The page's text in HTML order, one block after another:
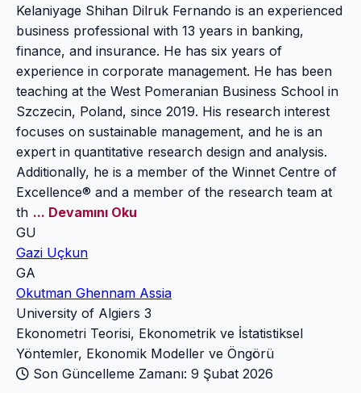
Kelaniyage Shihan Dilruk Fernando is an experienced
business professional with 13 years in banking,
finance, and insurance. He has six years of
experience in corporate management. He has been
teaching at the West Pomeranian Business School in
Szczecin, Poland, since 2019. His research interest
focuses on sustainable management, and he is an
expert in quantitative research design and analysis.
Additionally, he is a member of the Winnet Centre of
Excellence® and a member of the research team at
th ... Devamını Oku
GU
Gazi Uçkun
GA
Okutman Ghennam Assia
University of Algiers 3
Ekonometri Teorisi, Ekonometrik ve İstatistiksel
Yöntemler, Ekonomik Modeller ve Öngörü
Son Güncelleme Zamanı: 9 Şubat 2026